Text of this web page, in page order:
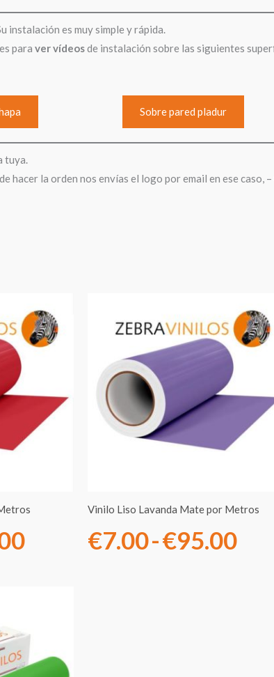
instalación es muy simple y rápida.
para vervídeosde instalación sobre las siguientes
Sobre pared pladur
tuya.
hacer la orden nos envías el logo por email en ese caso,
Rango
de
precios:
desde
€7.00
Vinilo Liso Lavanda Mate por Metros
€7.00-€95.00
de
de
precios: